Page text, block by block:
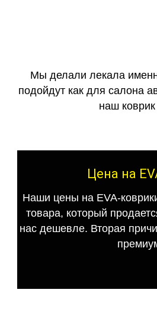
Мы делали лекала
подойдут как для салона
наш
Цена на
Наши цены на EVA-
товара, который
нас дешевле. Вторая